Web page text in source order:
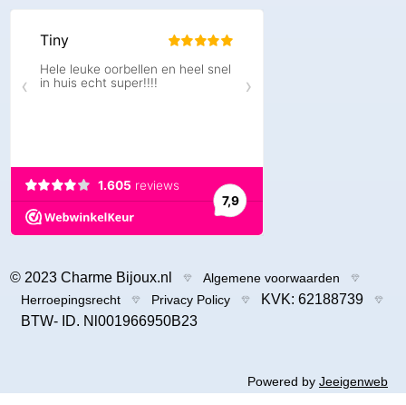
© 2023 Charme Bijoux.nl
Algemene voorwaarden
Herroepingsrecht
Privacy Policy
KVK: 62188739
BTW- ID. Nl001966950B23
Powered by Jeeigenweb